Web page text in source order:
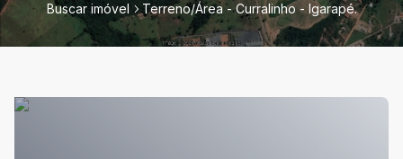
Buscar imóvel Terreno/Área - Curralinho - Igarapé.